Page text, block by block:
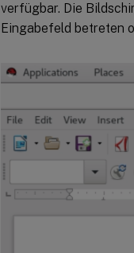
verfügbar. Die
Eingabefeld betreten